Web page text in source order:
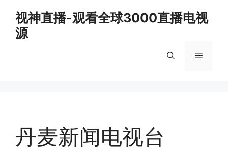
content
视神直播-观看全球3000直播电视
源
Menu
丹麦新闻电视台